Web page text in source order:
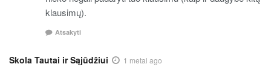
klausimų).
Atsakyti
Skola Tautai ir Sąjūdžiui 1 metai ago